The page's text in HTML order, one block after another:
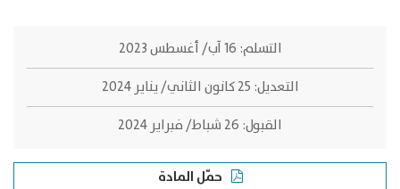
التسلم:
التعديل:
القبول:
حمّل المادة